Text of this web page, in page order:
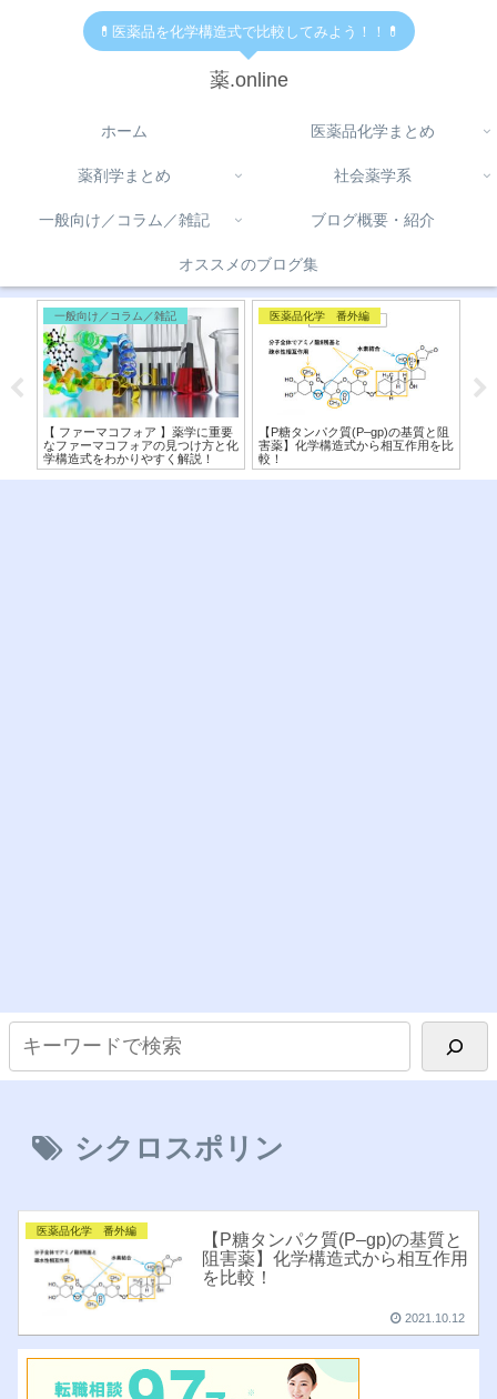
💊医薬品を化学構造式で比較してみよう！！💊
薬.online
ホーム 医薬品化学まとめ
薬剤学まとめ 社会薬学系
一般向け／コラム／雑記 ブログ概要・紹介
オススメのブログ集
一般向け／コラム／雑記
【 ファーマコフォア 】薬学に重要
なファーマコフォアの見つけ方と化
学構造式をわかりやすく解説！
医薬品化学 番外編
【P糖タンパク質(P–gp)の基質と阻
害薬】化学構造式から相互作用を比
較！
シクロスポリン
医薬品化学 番外編
【P糖タンパク質(P–gp)の基質と
阻害薬】化学構造式から相互作用
を比較！
2021.10.12